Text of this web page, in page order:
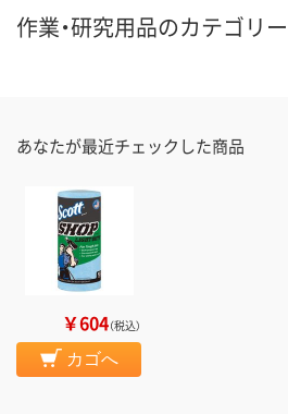
作業・研究用品のカテゴリー
あなたが最近チェックした商品
￥604（税込）
カゴへ